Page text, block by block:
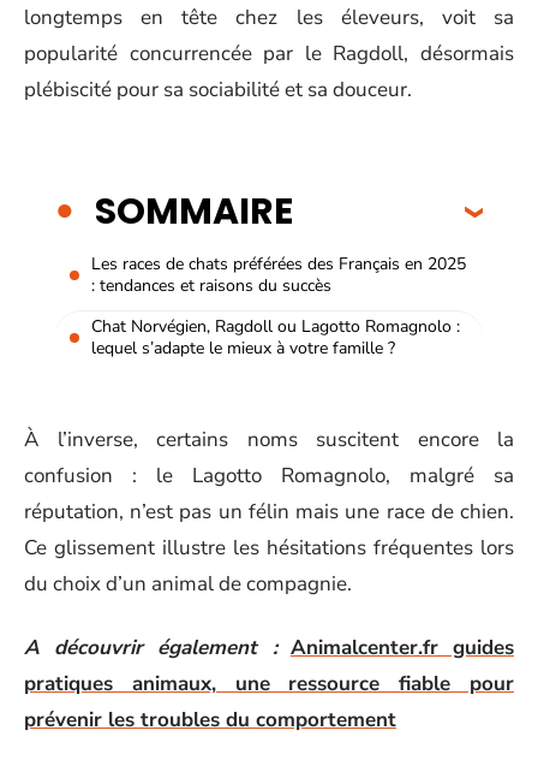
longtemps en tête chez les éleveurs, voit sa
popularité concurrencée par le Ragdoll, désormais
plébiscité pour sa sociabilité et sa douceur.
SOMMAIRE
Les races de chats préférées des Français en 2025
: tendances et raisons du succès
Chat Norvégien, Ragdoll ou Lagotto Romagnolo :
lequel s’adapte le mieux à votre famille ?
À l’inverse, certains noms suscitent encore la
confusion : le Lagotto Romagnolo, malgré sa
réputation, n’est pas un félin mais une race de chien.
Ce glissement illustre les hésitations fréquentes lors
du choix d’un animal de compagnie.
A découvrir également : Animalcenter.fr guides
pratiques animaux, une ressource fiable pour
prévenir les troubles du comportement